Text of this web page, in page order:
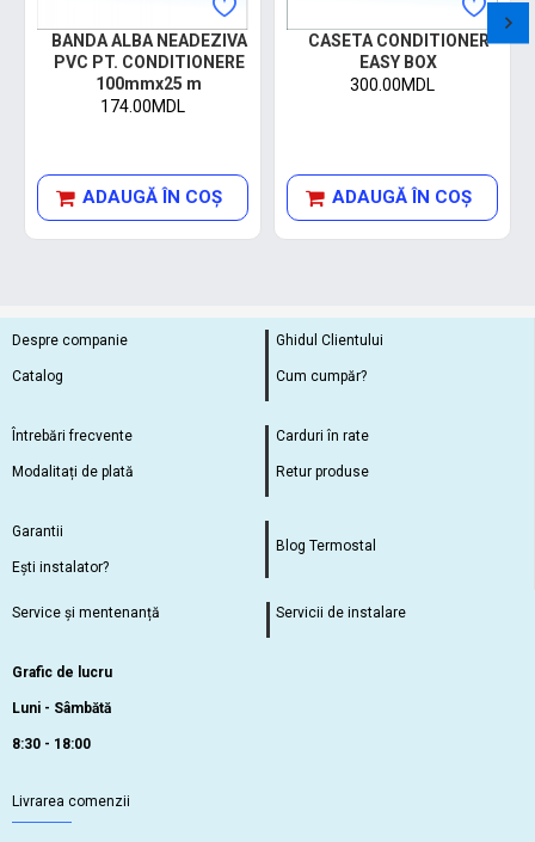
BANDA ALBA NEADEZIVA
PVC PT. CONDITIONERE
100mmx25 m
174.00MDL
ADAUGĂ ÎN COŞ
CASETA CONDITIONER
EASY BOX
300.00MDL
ADAUGĂ ÎN COŞ
Despre companie
Catalog
Ghidul Clientului
Cum cumpăr?
Întrebări frecvente
Modalitați de plată
Carduri în rate
Retur produse
Garantii
Ești instalator?
Blog Termostal
Service și mentenanță Servicii de instalare
Grafic de lucru
Luni - Sâmbătă
8:30 - 18:00
Livrarea comenzii